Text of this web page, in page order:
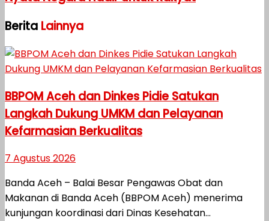
Berita Lainnya
BBPOM Aceh dan Dinkes Pidie Satukan
Langkah Dukung UMKM dan Pelayanan
Kefarmasian Berkualitas
7 Agustus 2026
Banda Aceh – Balai Besar Pengawas Obat dan
Makanan di Banda Aceh (BBPOM Aceh) menerima
kunjungan koordinasi dari Dinas Kesehatan...